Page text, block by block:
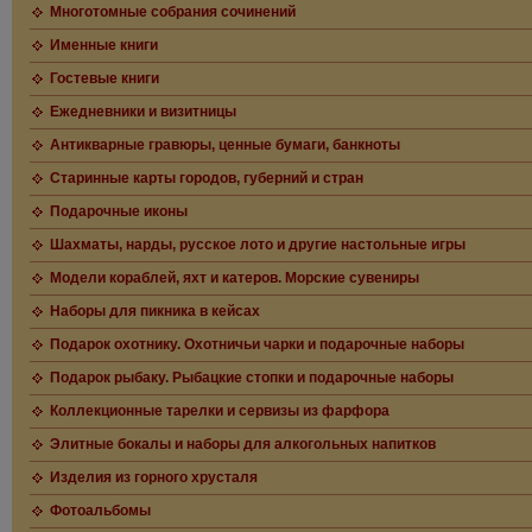
Многотомные собрания сочинений
Именные книги
Гостевые книги
Ежедневники и визитницы
Антикварные гравюры, ценные бумаги, банкноты
Старинные карты городов, губерний и стран
Подарочные иконы
Шахматы, нарды, русское лото и другие настольные игры
Модели кораблей, яхт и катеров. Морские сувениры
Наборы для пикника в кейсах
Подарок охотнику. Охотничьи чарки и подарочные наборы
Подарок рыбаку. Рыбацкие стопки и подарочные наборы
Коллекционные тарелки и сервизы из фарфора
Элитные бокалы и наборы для алкогольных напитков
Изделия из горного хрусталя
Фотоальбомы